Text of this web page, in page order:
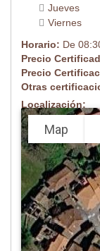
Jueves
Viernes
Horario: De
Precio
Precio
Otras
Localización:
Map